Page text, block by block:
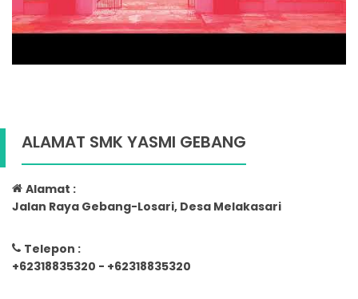
ALAMAT SMK YASMI GEBANG
Alamat :
Jalan Raya Gebang-Losari, Desa Melakasari
Telepon :
+62318835320 - +62318835320